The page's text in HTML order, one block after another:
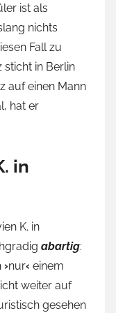
ist als
nichts
Fall zu
sticht in Berlin
auf einen Mann
hat er
in
K. in
abartig:
›nur‹ einem
weiter auf
gesehen